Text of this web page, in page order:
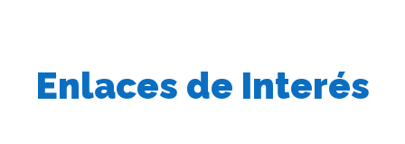
Enlaces de Interés